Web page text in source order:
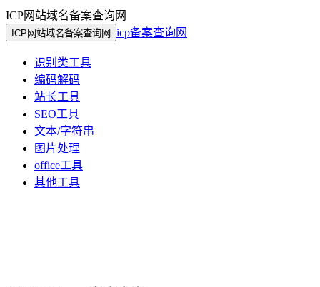
ICP网站域名备案查询网
ICP网站域名备案查询网 icp备案查询网
识别类工具
编码解码
站长工具
SEO工具
文本/字符串
图片处理
office工具
其他工具